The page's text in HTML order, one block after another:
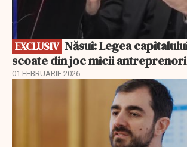
EXCLUSIV
scoate din joc micii antreprenori
01 FEBRUARIE 2026